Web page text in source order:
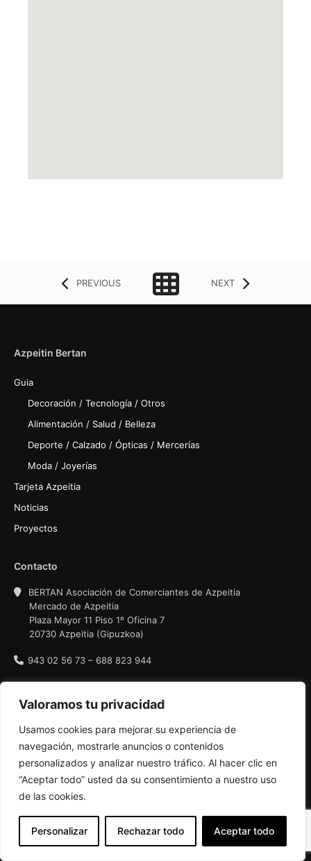
Valoramos tu privacidad
Usamos cookies para mejorar su experiencia de
navegación, mostrarle anuncios o contenidos
personalizados y analizar nuestro tráfico. Al hacer clic en
“Aceptar todo” usted da su consentimiento a nuestro uso
de las cookies.
Personalizar Rechazar todo Aceptar todo
PREVIOUS NEXT
Azpeitin Bertan
Guia
Decoración / Tecnología / Otros
Alimentación / Salud / Belleza
Deporte / Calzado / Ópticas / Mercerías
Moda / Joyerías
Tarjeta Azpeitia
Noticias
Proyectos
Contacto
BERTAN Asociación de Comerciantes de Azpeitia
Mercado de Azpeitia
Plaza Mayor 11 Piso 1º Oficina 7
20730 Azpeitia (Gipuzkoa)
943 02 56 73 – 688 823 944
Política de privacidad
Política de cookies
AZPEITIKO MERKATARI ELKARTEA, BERTAN